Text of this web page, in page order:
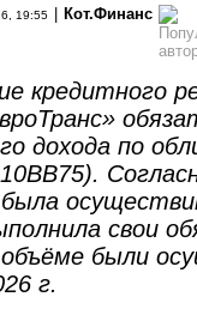
19:55 | Кот.Финанс
кредитного
дохода по
свои
были
г.